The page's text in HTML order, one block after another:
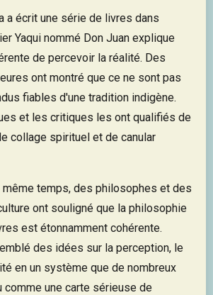
a écrit une série de livres dans
Yaqui nommé Don Juan explique
de percevoir la réalité. Des
ont montré que ce ne sont pas
fiables d'une tradition indigène.
et les critiques les ont qualifiés de
collage spirituel et de canular
même temps, des philosophes et des
ont souligné que la philosophie
est étonnamment cohérente.
des idées sur la perception, le
en un système que de nombreux
comme une carte sérieuse de